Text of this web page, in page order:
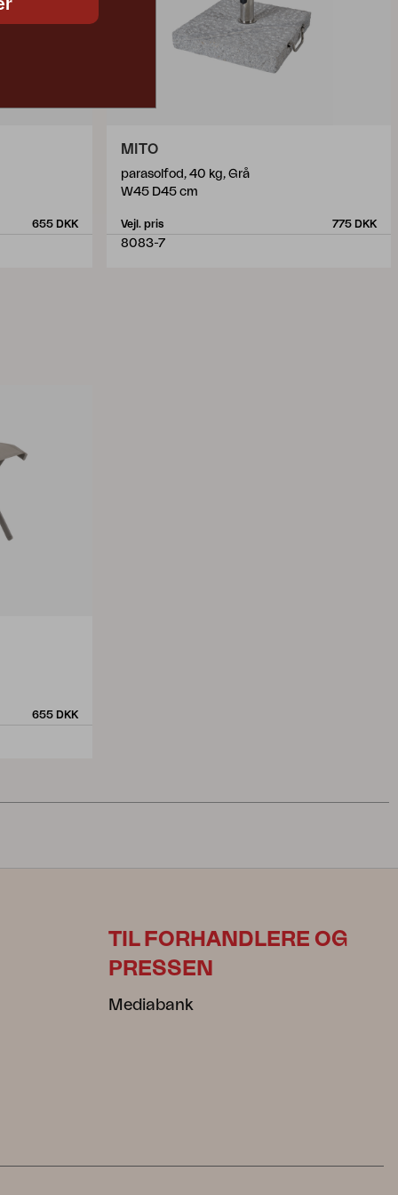
655 DKK
MITO
parasolfod, 40 kg, Grå
W45 D45 cm
Vejl. pris 775 DKK
8083-7
655 DKK
TIL FORHANDLERE OG
PRESSEN
Mediabank